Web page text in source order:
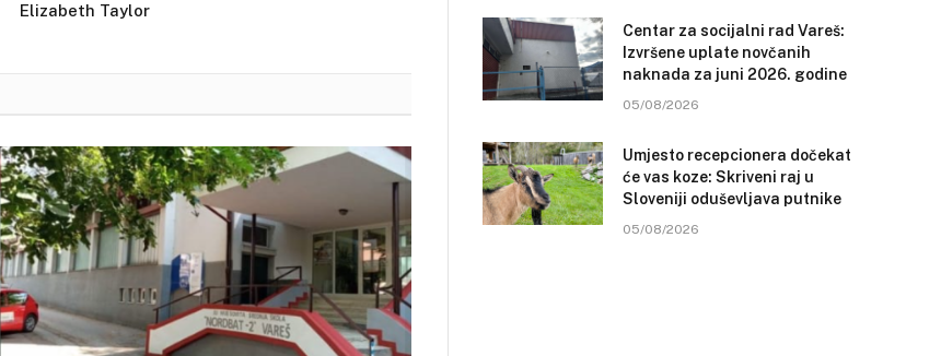
Elizabeth Taylor
Centar za socijalni rad Vareš:
Izvršene uplate novčanih
naknada za juni 2026. godine
05/08/2026
Umjesto recepcionera dočekat
će vas koze: Skriveni raj u
Sloveniji oduševljava putnike
05/08/2026